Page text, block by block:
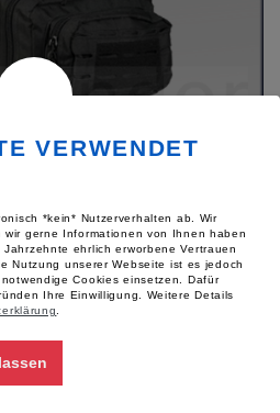
Polyester, schwarz
VERWENDET
*kein* Nutzerverhalten ab. Wir
gerne Informationen von Ihnen haben
ehrlich erworbene Vertrauen
Nutzung unserer Webseite ist es jedoch
Cookies einsetzen. Dafür
Ihre Einwilligung.
Weitere Details